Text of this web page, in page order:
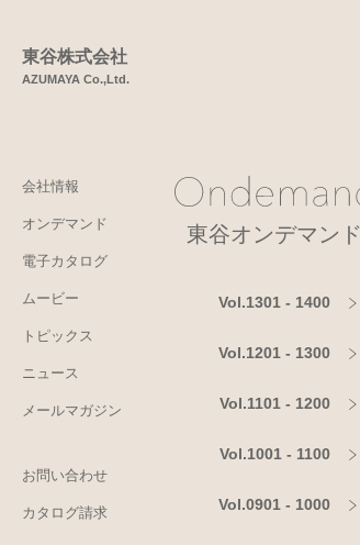
東谷株式会社
AZUMAYA Co.,Ltd.
会社情報
オンデマンド
電子カタログ
ムービー
トピックス
ニュース
メールマガジン
お問い合わせ
カタログ請求
東谷オンデマンド
Vol.1301 - 1400
Vol.1201 - 1300
Vol.1101 - 1200
Vol.1001 - 1100
Vol.0901 - 1000